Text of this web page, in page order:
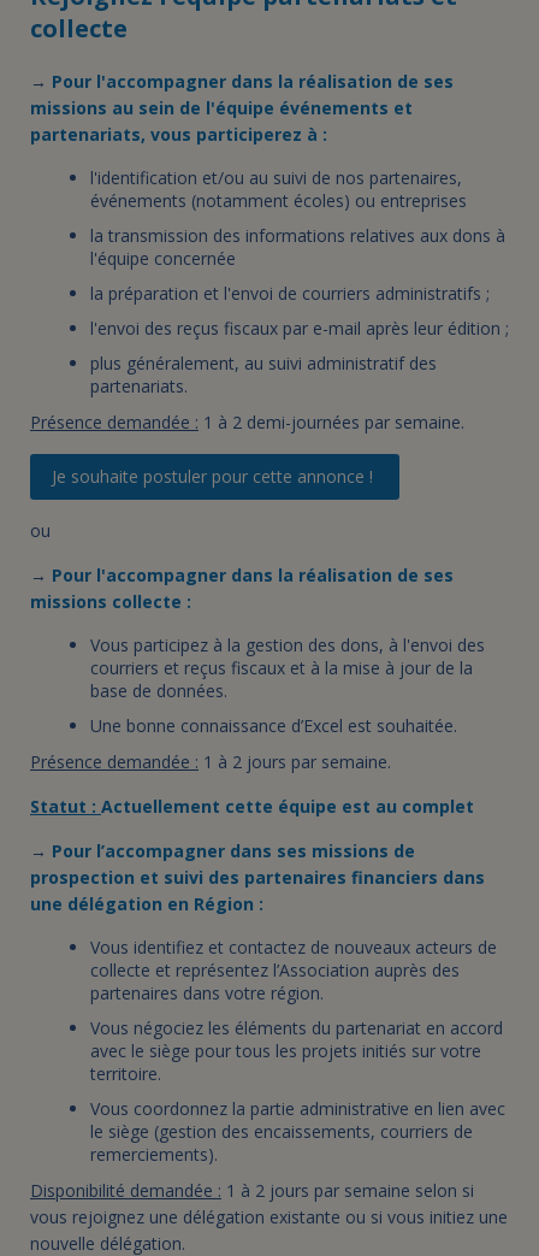
collecte
→ Pour l'accompagner dans la réalisation de ses
missions au sein de l'équipe événements et
partenariats, vous participerez à :
l'identification et/ou au suivi de nos partenaires,
événements (notamment écoles) ou entreprises
la transmission des informations relatives aux dons à
l'équipe concernée
la préparation et l'envoi de courriers administratifs ;
l'envoi des reçus fiscaux par e-mail après leur édition ;
plus généralement, au suivi administratif des
partenariats.
Présence demandée : 1 à 2 demi-journées par semaine.
Je souhaite postuler pour cette annonce !
ou
→ Pour l'accompagner dans la réalisation de ses
missions collecte :
Vous participez à la gestion des dons, à l'envoi des
courriers et reçus fiscaux et à la mise à jour de la
base de données.
Une bonne connaissance d’Excel est souhaitée.
Présence demandée : 1 à 2 jours par semaine.
Statut : Actuellement cette équipe est au complet
→ Pour l’accompagner dans ses missions de
prospection et suivi des partenaires financiers dans
une délégation en Région :
Vous identifiez et contactez de nouveaux acteurs de
collecte et représentez l’Association auprès des
partenaires dans votre région.
Vous négociez les éléments du partenariat en accord
avec le siège pour tous les projets initiés sur votre
territoire.
Vous coordonnez la partie administrative en lien avec
le siège (gestion des encaissements, courriers de
remerciements).
Disponibilité demandée : 1 à 2 jours par semaine selon si
vous rejoignez une délégation existante ou si vous initiez une
nouvelle délégation.